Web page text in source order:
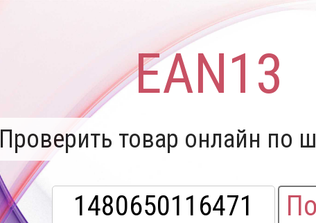
EAN13
Проверить товар онлайн по